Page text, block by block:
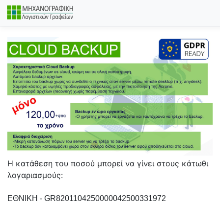
Η κατάθεση του ποσού μπορεί να γίνει στους κάτωθι
λογαριασμούς:
ΕΘΝΙΚΗ - GR8201104250000042500331972